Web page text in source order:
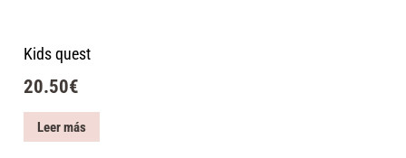
Kids quest
20.50€
Leer más